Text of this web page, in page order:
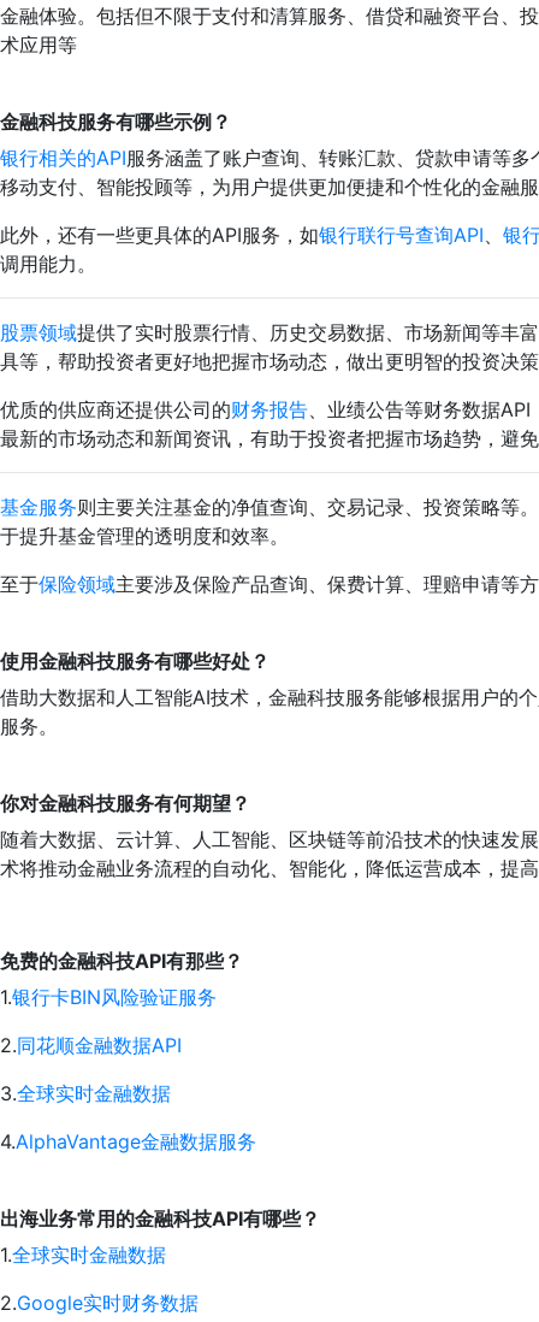
金融体验。包括但不限于支付和清算服务、借贷和融资平台、
术应用等
金融科技服务有哪些示例？
银行相关的API服务涵盖了账户查询、转账汇款、贷款申请等
移动支付、智能投顾等，为用户提供更加便捷和个性化的金融
此外，还有一些更具体的API服务，如银行联行号查询API、 银
调用能力。
股票领域提供了实时股票行情、历史交易数据、市场新闻等丰
具等，帮助投资者更好地把握市场动态，做出更明智的投资决
优质的供应商还提供公司的财务报告、业绩公告等财务数据
最新的市场动态和新闻资讯，有助于投资者把握市场趋势，避
基金服务则主要关注基金的净值查询、交易记录、投资策略等
于提升基金管理的透明度和效率。
至于保险领域主要涉及保险产品查询、保费计算、理赔申请等
使用金融科技服务有哪些好处？
借助大数据和人工智能AI技术，金融科技服务能够根据用户的
服务。
你对金融科技服务有何期望？
随着大数据、云计算、人工智能、区块链等前沿技术的快速发
术将推动金融业务流程的自动化、智能化，降低运营成本，提
免费的金融科技API有那些？
1.银行卡BIN风险验证服务
2.同花顺金融数据API
3.全球实时金融数据
4.AlphaVantage金融数据服务
出海业务常用的金融科技API有哪些？
1.全球实时金融数据
2.Google实时财务数据